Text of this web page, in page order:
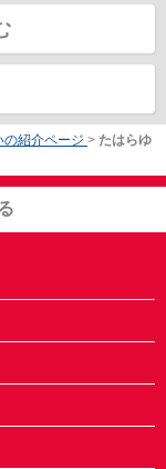
紹介ページ > たはらゆ